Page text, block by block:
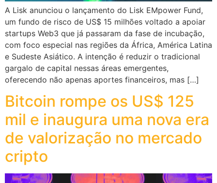
A Lisk anunciou o lançamento do Lisk EMpower Fund,
um fundo de risco de US$ 15 milhões voltado a apoiar
startups Web3 que já passaram da fase de incubação,
com foco especial nas regiões da África, América Latina
e Sudeste Asiático. A intenção é reduzir o tradicional
gargalo de capital nessas áreas emergentes,
oferecendo não apenas aportes financeiros, mas […]
Bitcoin rompe os US$ 125
mil e inaugura uma nova era
de valorização no mercado
cripto